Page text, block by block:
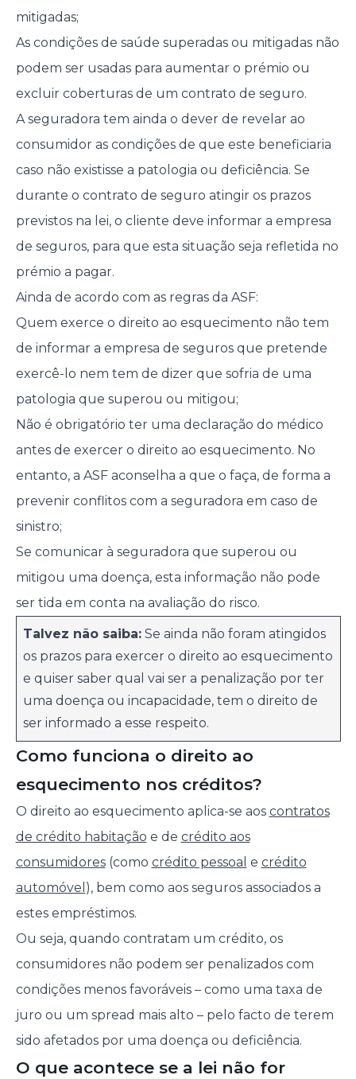
mitigadas;
As condições de saúde superadas ou mitigadas não
podem ser usadas para aumentar o prémio ou
excluir coberturas de um contrato de seguro.
A seguradora tem ainda o dever de revelar ao
consumidor as condições de que este beneficiaria
caso não existisse a patologia ou deficiência. Se
durante o contrato de seguro atingir os prazos
previstos na lei, o cliente deve informar a empresa
de seguros, para que esta situação seja refletida no
prémio a pagar.
Ainda de acordo com as regras da ASF:
Quem exerce o direito ao esquecimento não tem
de informar a empresa de seguros que pretende
exercê-lo nem tem de dizer que sofria de uma
patologia que superou ou mitigou;
Não é obrigatório ter uma declaração do médico
antes de exercer o direito ao esquecimento. No
entanto, a ASF aconselha a que o faça, de forma a
prevenir conflitos com a seguradora em caso de
sinistro;
Se comunicar à seguradora que superou ou
mitigou uma doença, esta informação não pode
ser tida em conta na avaliação do risco.
Talvez não saiba:Se ainda não foram atingidos
os prazos para exercer o direito ao esquecimento
e quiser saber qual vai ser a penalização por ter
uma doença ou incapacidade, tem o direito de
ser informado a esse respeito.
Como funciona o direito ao
esquecimento nos créditos?
O direito ao esquecimento aplica-se aos contratos
de crédito habitação e de crédito aos
consumidores(como crédito pessoal e crédito
automóvel ), bem como aos seguros associados a
estes empréstimos.
Ou seja, quando contratam um crédito, os
consumidores não podem ser penalizados com
condições menos favoráveis – como uma taxa de
juro ou um spread mais alto – pelo facto de terem
sido afetados por uma doença ou deficiência.
O que acontece se a lei não for